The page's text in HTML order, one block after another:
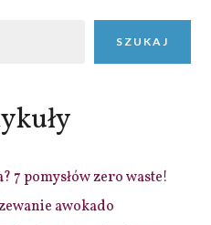
SZUKAJ
7 pomysłów zero waste!
awokado